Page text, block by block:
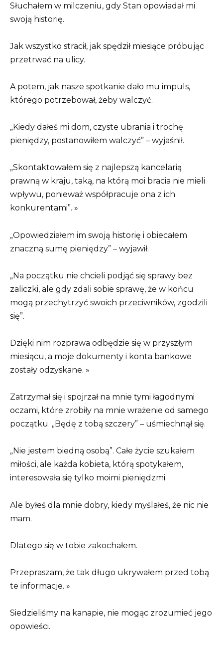
Słuchałem w milczeniu, gdy Stan opowiadał mi
swoją historię.
Jak wszystko stracił, jak spędził miesiące próbując
przetrwać na ulicy.
A potem, jak nasze spotkanie dało mu impuls,
którego potrzebował, żeby walczyć.
„Kiedy dałeś mi dom, czyste ubrania i trochę
pieniędzy, postanowiłem walczyć” – wyjaśnił.
„Skontaktowałem się z najlepszą kancelarią
prawną w kraju, taką, na którą moi bracia nie mieli
wpływu, ponieważ współpracuje ona z ich
konkurentami”. »
„Opowiedziałem im swoją historię i obiecałem
znaczną sumę pieniędzy” – wyjawił.
„Na początku nie chcieli podjąć się sprawy bez
zaliczki, ale gdy zdali sobie sprawę, że w końcu
mogą przechytrzyć swoich przeciwników, zgodzili
się”.
Dzięki nim rozprawa odbędzie się w przyszłym
miesiącu, a moje dokumenty i konta bankowe
zostały odzyskane. »
Zatrzymał się i spojrzał na mnie tymi łagodnymi
oczami, które zrobiły na mnie wrażenie od samego
początku. „Będę z tobą szczery” – uśmiechnął się.
„Nie jestem biedną osobą”. Całe życie szukałem
miłości, ale każda kobieta, którą spotykałem,
interesowała się tylko moimi pieniędzmi.
Ale byłeś dla mnie dobry, kiedy myślałeś, że nic nie
mam.
Dlatego się w tobie zakochałem.
Przepraszam, że tak długo ukrywałem przed tobą
te informacje. »
Siedzieliśmy na kanapie, nie mogąc zrozumieć jego
opowieści.